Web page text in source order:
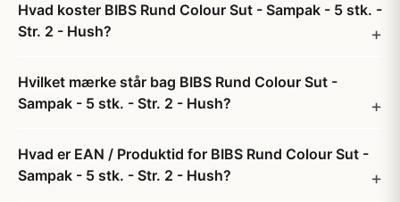
Hvad koster BIBS Rund Colour Sut - Sampak - 5 stk. -
Str. 2 - Hush?
Hvilket mærke står bag BIBS Rund Colour Sut -
Sampak - 5 stk. - Str. 2 - Hush?
Hvad er EAN / Produktid for BIBS Rund Colour Sut -
Sampak - 5 stk. - Str. 2 - Hush?